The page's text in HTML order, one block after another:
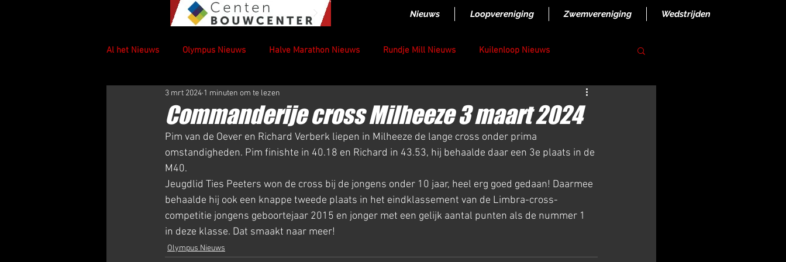
Nieuws Loopvereniging Zwemvereniging Wedstrijden
Al het Nieuws Olympus Nieuws Halve Marathon Nieuws Rundje Mill Nieuws Kuilenloop Nieuws
Commanderije cross Milheeze 3 maart 2024
3 mrt 2024 1 minuten om te lezen
Pim van de Oever en Richard Verberk liepen in Milheeze de lange cross onder prima
omstandigheden. Pim finishte in 40.18 en Richard in 43.53, hij behaalde daar een 3e plaats in de
M40.
Jeugdlid Ties Peeters won de cross bij de jongens onder 10 jaar, heel erg goed gedaan! Daarmee
behaalde hij ook een knappe tweede plaats in het eindklassement van de Limbra-cross-
competitie jongens geboortejaar 2015 en jonger met een gelijk aantal punten als de nummer 1
in deze klasse. Dat smaakt naar meer!
Olympus Nieuws